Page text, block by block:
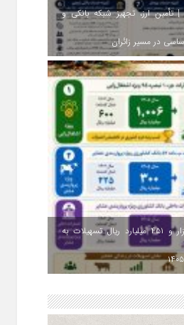
در ایام اربعین ۱۴۰۵ | تأمین ارز، تجهیز شبکه بانکی و
در مسیر زائران
اختصاص بیش از یک هزار و ۴۵۱ میلیارد ریال تسهیلات به